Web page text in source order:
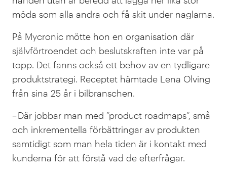
möda som alla andra och få skit under naglarna.
På Mycronic mötte hon en organisation där
självförtroendet och beslutskraften inte var på
topp. Det fanns också ett behov av en tydligare
produktstrategi. Receptet hämtade Lena Olving
från sina 25 år i bilbranschen.
– Där jobbar man med ”product roadmaps”, små
och inkrementella förbättringar av produkten
samtidigt som man hela tiden är i kontakt med
kunderna för att förstå vad de efterfrågar.